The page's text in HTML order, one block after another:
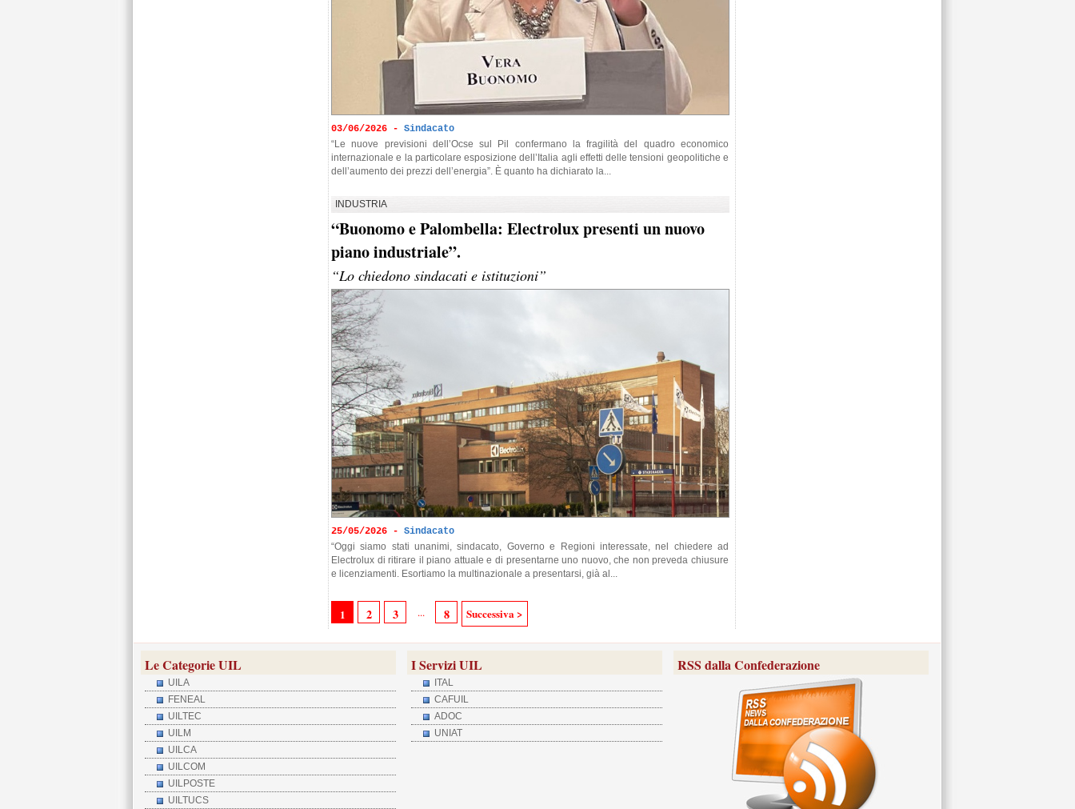
03/06/2026 - Sindacato
“Le nuove previsioni dell’Ocse sul Pil confermano la fragilità del quadro economico
internazionale e la particolare esposizione dell’Italia agli effetti delle tensioni geopolitiche e
dell’aumento dei prezzi dell’energia”. È quanto ha dichiarato la...
INDUSTRIA
“Buonomo e Palombella: Electrolux presenti un nuovo
piano industriale”.
“Lo chiedono sindacati e istituzioni”
25/05/2026 - Sindacato
“Oggi siamo stati unanimi, sindacato, Governo e Regioni interessate, nel chiedere ad
Electrolux di ritirare il piano attuale e di presentarne uno nuovo, che non preveda chiusure
e licenziamenti. Esortiamo la multinazionale a presentarsi, già al...
1 2 3 ... 8 Successiva >
Le Categorie UIL
UILA
FENEAL
UILTEC
UILM
UILCA
UILCOM
UILPOSTE
UILTUCS
I Servizi UIL
ITAL
CAFUIL
ADOC
UNIAT
RSS dalla Confederazione